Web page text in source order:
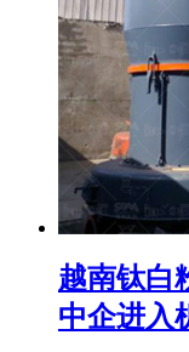
越南钛白
中企进入